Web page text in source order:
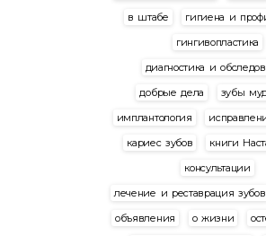
в штабе
гигиена и
гингивопластика
диагностика и
добрые дела
зубы
имплантология
кариес зубов
книги
консультации
лечение и реставрация зубов
объявления
о жизни